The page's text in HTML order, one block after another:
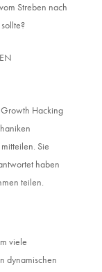
Streben nach
Hacking
Sie
haben
teilen.
viele
dynamischen